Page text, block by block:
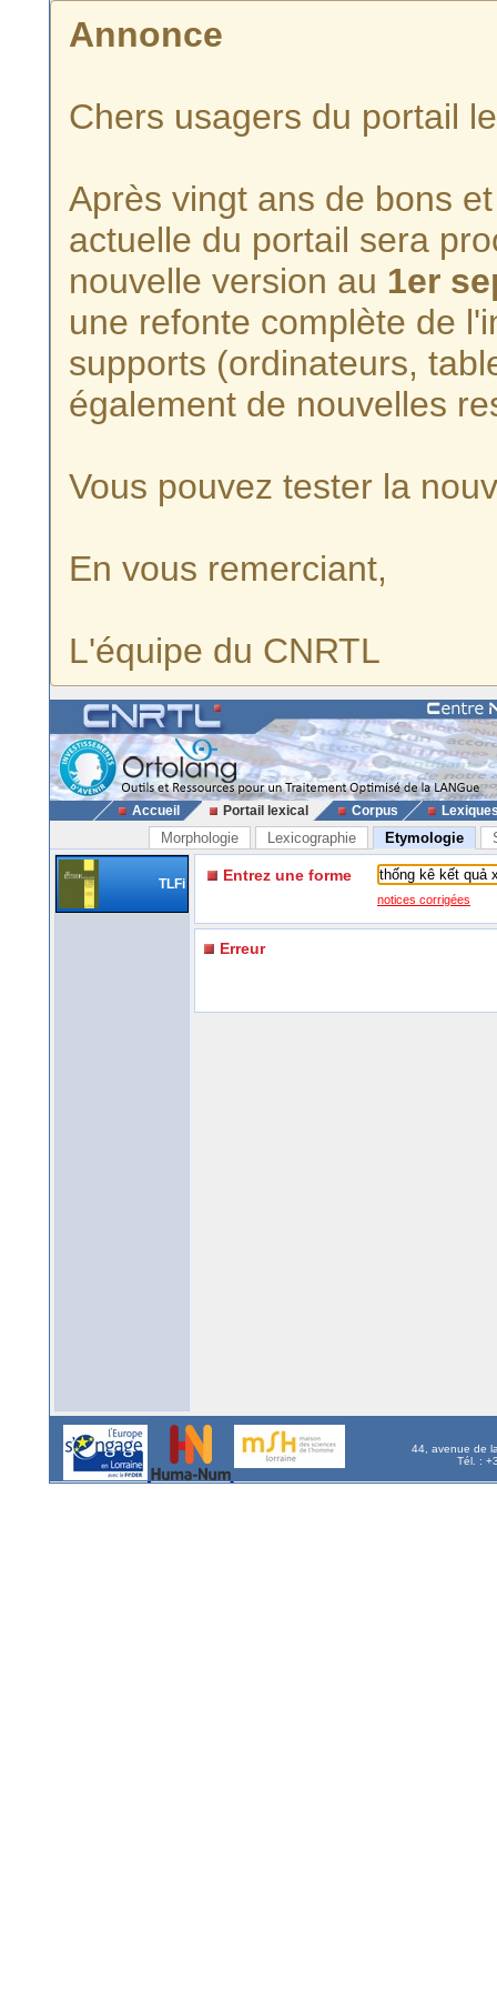
Annonce
Chers usagers du portail
Après vingt ans de bons
actuelle du portail sera
nouvelle version au 1er
une refonte complète de
supports (ordinateurs,
également de nouvelles
Vous pouvez tester la
En vous remerciant,
L'équipe du CNRTL
Accueil Portail lexical Corpus
Morphologie Lexicographie Etymologie
TLFi Entrez une forme
notices corrigées
Erreur
44, avenue de
Tél. :